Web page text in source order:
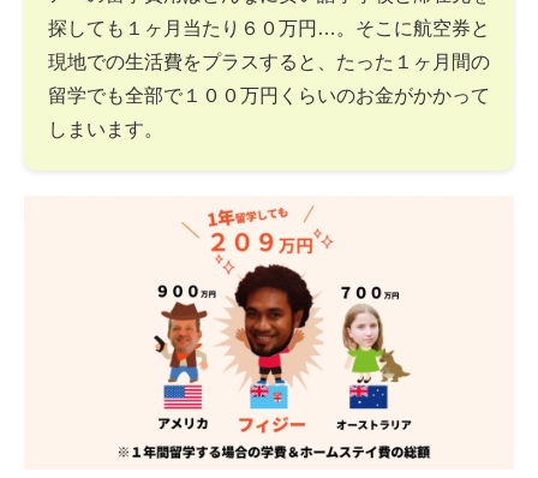
探しても１ヶ月当たり６０万円…。そこに航空券と
現地での生活費をプラスすると、たった１ヶ月間の
留学でも全部で１００万円くらいのお金がかかって
しまいます。